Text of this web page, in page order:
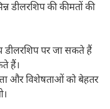
डीलरशिप की कीमतों की
पर जा सकते हैं
हैं।
और विशेषताओं को बेहतर